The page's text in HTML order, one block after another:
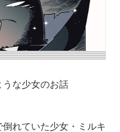
うな少女のお話
れていた少女・ミルキ